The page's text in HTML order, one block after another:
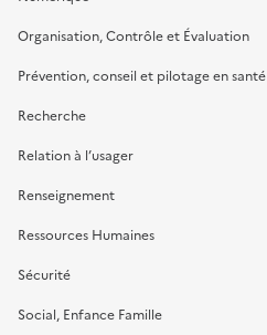
Organisation, Contrôle et Évaluation
Prévention, conseil et pilotage en santé
Recherche
Relation à l’usager
Renseignement
Ressources Humaines
Sécurité
Social, Enfance Famille